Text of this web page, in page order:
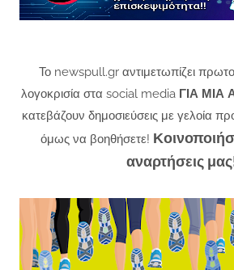
Το newspull.gr αντιμετωπίζει
λογοκρισία στα social media ΓΙΑ
κατεβάζουν δημοσιεύσεις με γελοία
όμως να βοηθήσετε!
αναρτήσεις